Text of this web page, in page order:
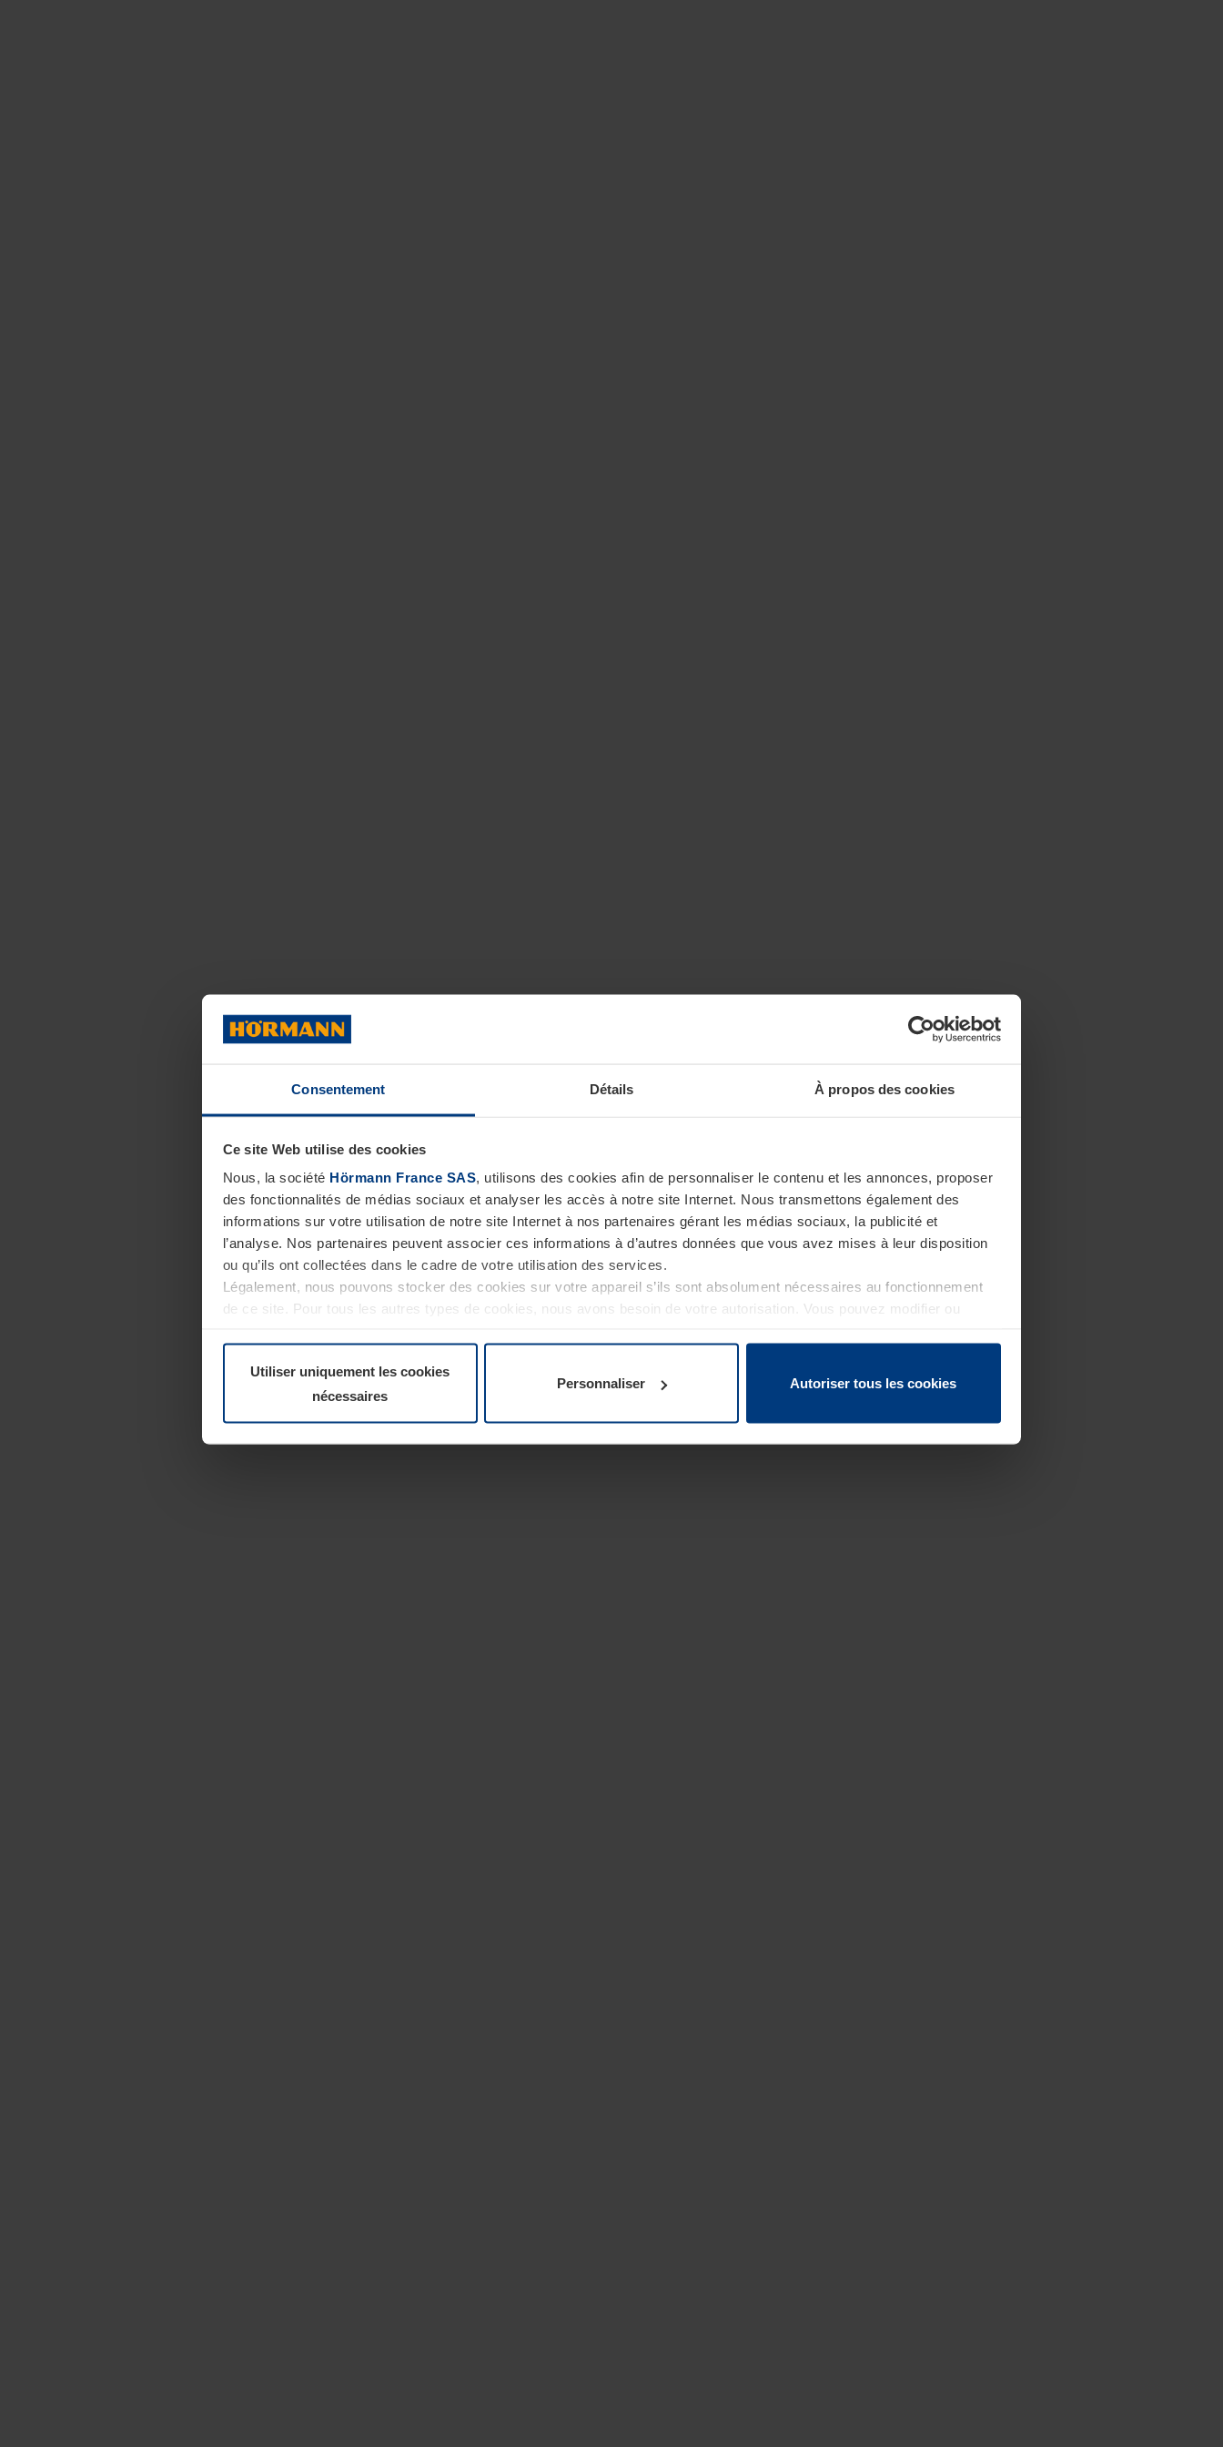
Consentement Détails À propos des cookies
Ce site Web utilise des cookies
Nous, la société Hörmann France SAS, utilisons des cookies afin de personnaliser le contenu et les annonces, proposer
des fonctionnalités de médias sociaux et analyser les accès à notre site Internet. Nous transmettons également des
informations sur votre utilisation de notre site Internet à nos partenaires gérant les médias sociaux, la publicité et
l’analyse. Nos partenaires peuvent associer ces informations à d’autres données que vous avez mises à leur disposition
ou qu’ils ont collectées dans le cadre de votre utilisation des services.
Légalement, nous pouvons stocker des cookies sur votre appareil s’ils sont absolument nécessaires au fonctionnement
de ce site. Pour tous les autres types de cookies, nous avons besoin de votre autorisation. Vous pouvez modifier ou
Utiliser uniquement les cookies
nécessaires
Personnaliser Autoriser tous les cookies